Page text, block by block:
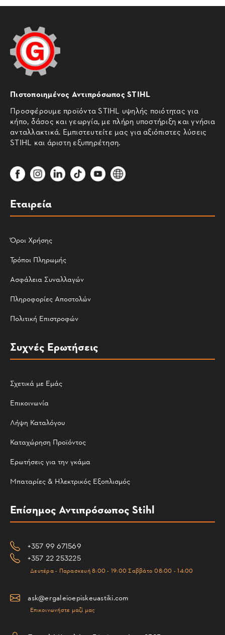
Πιστοποιημένος Αντιπρόσωπος STIHL
Προσφέρουμε προϊόντα STIHL υψηλής ποιότητας για
κήπο, δάσος και γεωργία, με πλήρη υποστήριξη και γνήσια
ανταλλακτικά. Εμπιστευτείτε μας για αξιόπιστες λύσεις
STIHL και άριστη εξυπηρέτηση.
Εταιρεία
Όροι Χρήσης
Τρόποι Πληρωμής
Ασφάλεια Συναλλαγών
Πληροφορίες Αποστολών
Πολιτική Επιστροφών
Συχνές Ερωτήσεις
Σχετικά με Εμάς
Επικοινωνία
Λήψη Καταλόγου
Καταχώρηση Προϊόντος
Ερωτήσεις για την γκάμα
Μπαταρίες & Ηλεκτρικός Εξοπλισμός
Επίσημος Αντιπρόσωπος Stihl
+357 99 671569
+357 22 253225
Δευτέρα - Παρασκευή 8:00 - 19:00 Σαββάτο 08:00 - 14:00
ask@ergaleioepiskeuastiki.com
Επικοινωνήστε μαζί μας